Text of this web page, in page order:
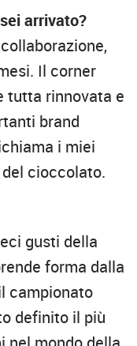
arrivato?
Il corner
tutta rinnovata e
brand
i miei
del cioccolato.
gusti della
forma dalla
campionato
definito il più